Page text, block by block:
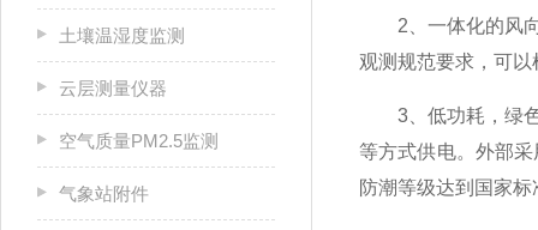
2、一体化的风向
观测规范要求，可
3、低功耗，绿色
等方式供电。外部
防潮等级达到国家
土壤温湿度监测
云层测量仪器
空气质量PM2.5监测
气象站附件